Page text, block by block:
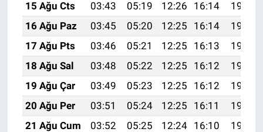
15 Ağu Cts
03:43 05:19 12:26 16:14
19:22
16 Ağu Paz
03:45 05:20 12:25 16:14
19:20
17 Ağu Pts
03:46 05:21 12:25 16:13
19:19
18 Ağu Sal
03:48 05:22 12:25 16:12
19:18
19 Ağu Çar
03:49 05:23 12:25 16:12
19:16
20 Ağu Per
03:51 05:24 12:25 16:11
19:15
21 Ağu Cum
03:52 05:25 12:24 16:10
19:13